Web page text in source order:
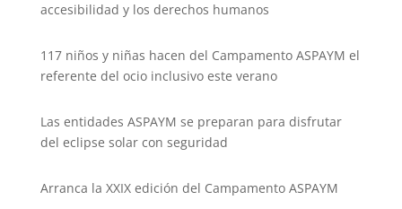
accesibilidad y los derechos humanos
117 niños y niñas hacen del Campamento ASPAYM el
referente del ocio inclusivo este verano
Las entidades ASPAYM se preparan para disfrutar
del eclipse solar con seguridad
Arranca la XXIX edición del Campamento ASPAYM